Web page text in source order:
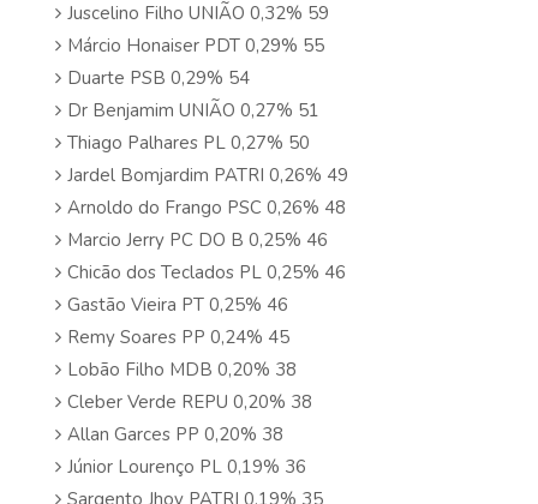
Juscelino Filho UNIÃO 0,32% 59
Márcio Honaiser PDT 0,29% 55
Duarte PSB 0,29% 54
Dr Benjamim UNIÃO 0,27% 51
Thiago Palhares PL 0,27% 50
Jardel Bomjardim PATRI 0,26% 49
Arnoldo do Frango PSC 0,26% 48
Marcio Jerry PC DO B 0,25% 46
Chicão dos Teclados PL 0,25% 46
Gastão Vieira PT 0,25% 46
Remy Soares PP 0,24% 45
Lobão Filho MDB 0,20% 38
Cleber Verde REPU 0,20% 38
Allan Garces PP 0,20% 38
Júnior Lourenço PL 0,19% 36